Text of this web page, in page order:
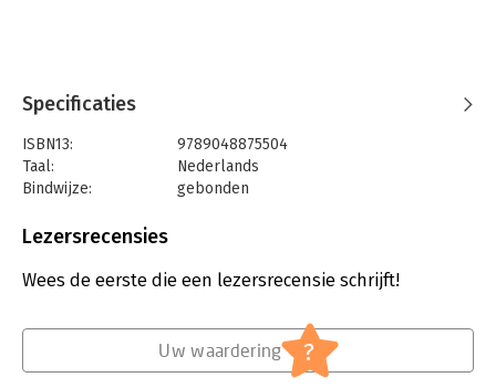
Specificaties
ISBN13:
9789048875504
Taal:
Nederlands
Bindwijze:
gebonden
Uitgever:
Verschijningsdatum:
21-10-2025
Lezersrecensies
Wees de eerste die een lezersrecensie schrijft!
Uw waardering ?